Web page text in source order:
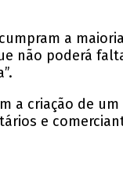
cumpram a
não poderá
a criação de
e